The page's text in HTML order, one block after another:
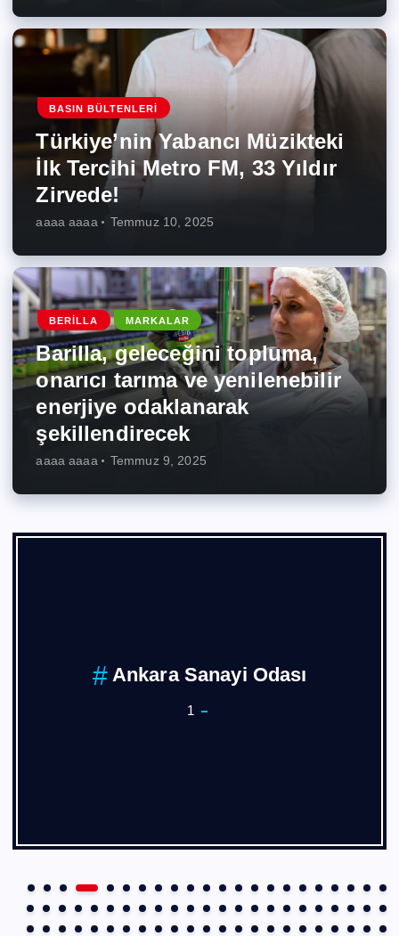
BASIN BÜLTENLERI
Türkiye’nin Yabancı Müzikteki
İlk Tercihi Metro FM, 33 Yıldır
Zirvede!
aaaa aaaa Temmuz 10, 2025
BERILLA MARKALAR
Barilla, geleceğini topluma,
onarıcı tarıma ve yenilenebilir
enerjiye odaklanarak
şekillendirecek
aaaa aaaa Temmuz 9, 2025
ASKON
1